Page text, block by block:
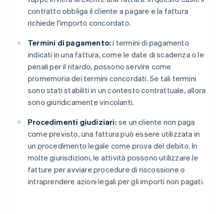
contratto obbliga il cliente a pagare e la fattura
richiede l'importo concordato.
Termini di pagamento: i termini di pagamento
indicati in una fattura, come le date di scadenza o le
penali per il ritardo, possono servire come
promemoria dei termini concordati. Se tali termini
sono stati stabiliti in un contesto contrattuale, allora
sono giuridicamente vincolanti.
Procedimenti giudiziari: se un cliente non paga
come previsto, una fattura può essere utilizzata in
un procedimento legale come prova del debito. In
molte giurisdizioni, le attività possono utilizzare le
fatture per avviare procedure di riscossione o
intraprendere azioni legali per gli importi non pagati.